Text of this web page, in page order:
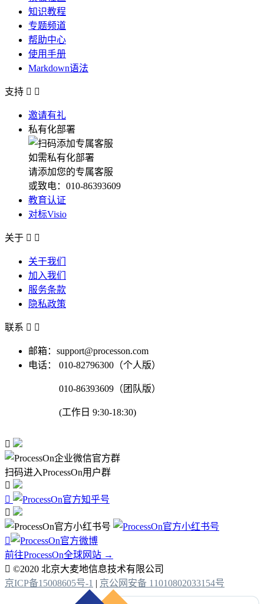
知识教程
专题频道
帮助中心
使用手册
Markdown语法
支持  
邀请有礼
私有化部署
如需私有化部署
请添加您的专属客服
或致电：010-86393609
教育认证
对标Visio
关于  
关于我们
加入我们
服务条款
隐私政策
联系  
邮箱：support@processon.com
电话：
010-82796300（个人版）
010-86393609（团队版）
(工作日 9:30-18:30)

扫码进入ProcessOn用户群




前往ProcessOn全球网站 →
 ©2020 北京大麦地信息技术有限公司
京ICP备15008605号-1 | 京公网安备 11010802033154号